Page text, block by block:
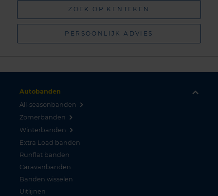
ZOEK OP KENTEKEN
PERSOONLIJK ADVIES
Autobanden
All-seasonbanden
Zomerbanden
Winterbanden
Extra Load banden
Runflat banden
Caravanbanden
Banden wisselen
Uitlijnen